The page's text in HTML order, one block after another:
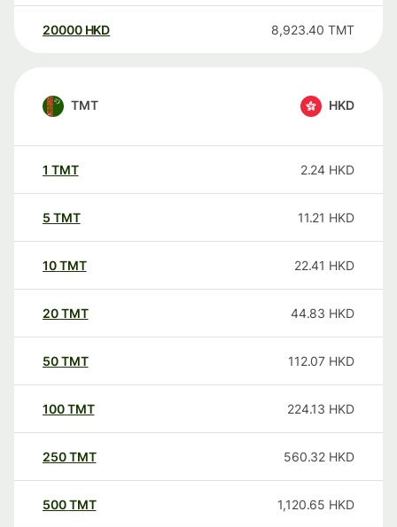
20000 HKD 8,923.40 TMT
TMT HKD
1 TMT 2.24 HKD
5 TMT 11.21 HKD
10TMT 22.41 HKD
20TMT 44.83 HKD
50TMT 112.07 HKD
100TMT 224.13 HKD
250TMT 560.32 HKD
500TMT 1,120.65 HKD